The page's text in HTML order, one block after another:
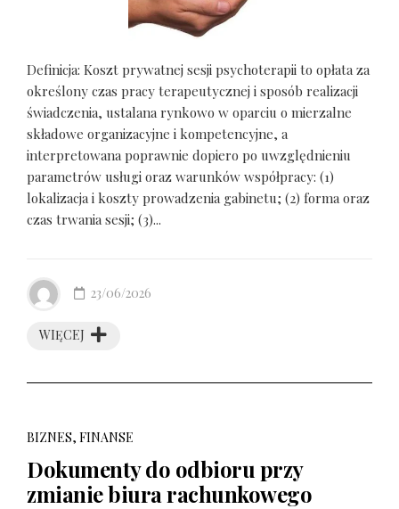
Definicja: Koszt prywatnej sesji psychoterapii to opłata za
określony czas pracy terapeutycznej i sposób realizacji
świadczenia, ustalana rynkowo w oparciu o mierzalne
składowe organizacyjne i kompetencyjne, a
interpretowana poprawnie dopiero po uwzględnieniu
parametrów usługi oraz warunków współpracy: (1)
lokalizacja i koszty prowadzenia gabinetu; (2) forma oraz
czas trwania sesji; (3)...
WIĘCEJ
23/06/2026
BIZNES, FINANSE
Dokumenty do odbioru przy
zmianie biura rachunkowego